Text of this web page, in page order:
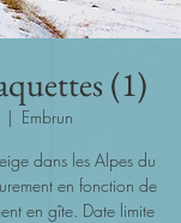
(1)
|
Embrun
dans les Alpes du
en fonction de
en gîte. Date limite